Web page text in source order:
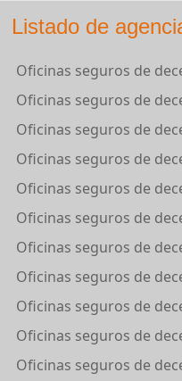
Listado de
Oficinas seguros de
Oficinas seguros de
Oficinas seguros de
Oficinas seguros de
Oficinas seguros de
Oficinas seguros de
Oficinas seguros de
Oficinas seguros de
Oficinas seguros de
Oficinas seguros de
Oficinas seguros de